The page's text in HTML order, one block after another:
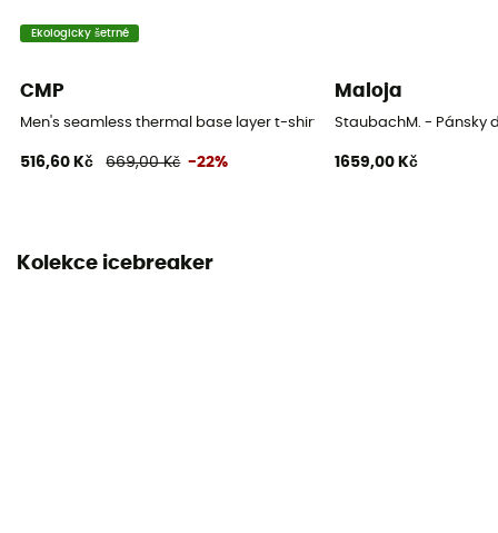
Ekologicky šetrné
CMP
Men's seamless thermal base layer t-shirt - Pánské funkční triko
516,60 Kč 669,00 Kč -22%
Maloja
StaubachM. - Pánsky
1659,00 Kč
Kolekce icebreaker